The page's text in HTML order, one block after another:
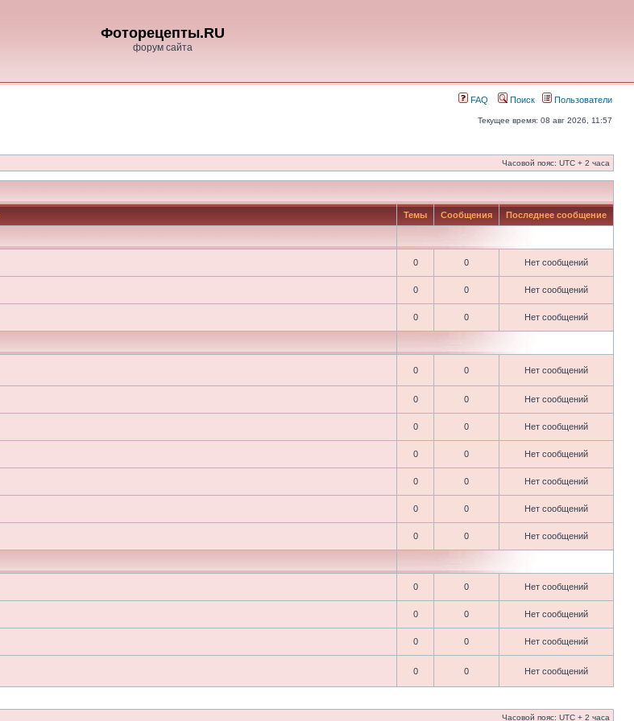
Фоторецепты.RU
форум сайта
FAQ Поиск Пользователи
Текущее время: 08 авг 2026, 11:57
Часовой пояс: UTC + 2 часа
Темы Сообщения Последнее сообщение
0 0 Нет сообщений
0 0 Нет сообщений
0 0 Нет сообщений
0 0 Нет сообщений
0 0 Нет сообщений
0 0 Нет сообщений
0 0 Нет сообщений
0 0 Нет сообщений
0 0 Нет сообщений
0 0 Нет сообщений
0 0 Нет сообщений
0 0 Нет сообщений
0 0 Нет сообщений
0 0 Нет сообщений
Часовой пояс: UTC + 2 часа